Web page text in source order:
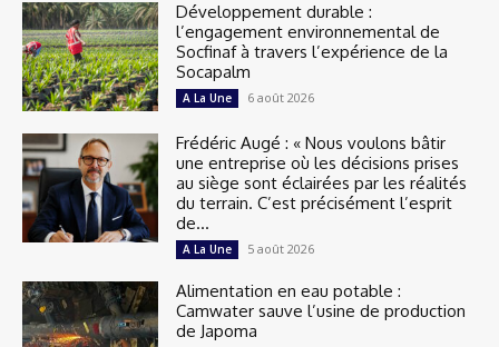
Développement durable :
l’engagement environnemental de
Socfinaf à travers l’expérience de la
Socapalm
A La Une 6 août 2026
Frédéric Augé : « Nous voulons bâtir
une entreprise où les décisions prises
au siège sont éclairées par les réalités
du terrain. C’est précisément l’esprit
de...
A La Une 5 août 2026
Alimentation en eau potable :
Camwater sauve l’usine de production
de Japoma